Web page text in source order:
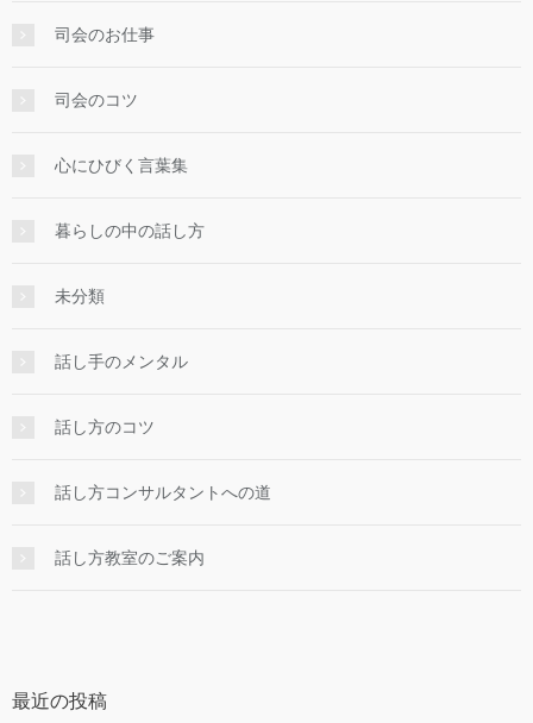
司会のお仕事
司会のコツ
心にひびく言葉集
暮らしの中の話し方
未分類
話し手のメンタル
話し方のコツ
話し方コンサルタントへの道
話し方教室のご案内
最近の投稿